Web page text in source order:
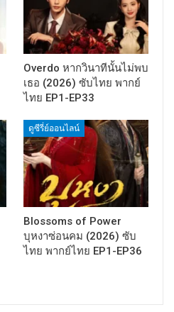
Overdo หากวินาทีนั้นไม่พบ
เธอ (2026) ซับไทย พากย์
ไทย EP1-EP33
ดูซีรี่ย์ออนไลน์
Blossoms of Power
บุหงาซ่อนคม (2026) ซับ
ไทย พากย์ไทย EP1-EP36